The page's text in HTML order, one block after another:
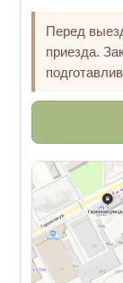
Перед
приезда.